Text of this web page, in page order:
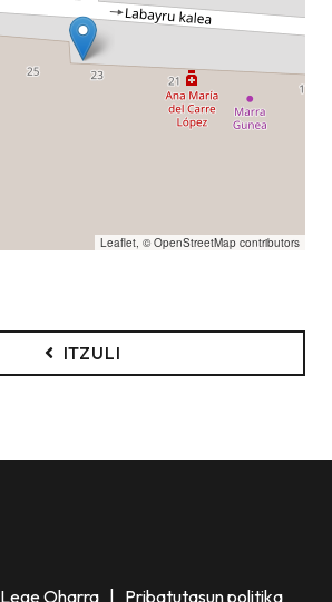
Leaflet , ©OpenStreetMap contributors
ITZULI
Lege Oharra Pribatutasun politika